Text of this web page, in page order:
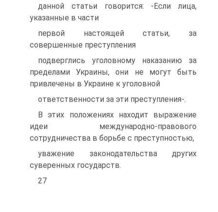
данной статьи говорится: -Если лица,
указанные в части
первой настоящей статьи, за
совершенные преступления
подверглись уголовному наказанию за
пределами Украины, они не могут быть
привлечены в Украине к уголовной
ответственности за эти преступления-.
В этих положениях находит выражение
идеи международно-правового
сотрудничества в борьбе с преступностью,
уважение законодательства других
суверенных государств.
27